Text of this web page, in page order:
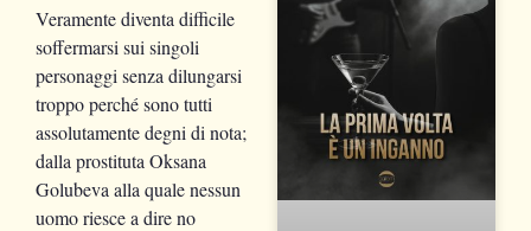
Veramente diventa difficile
soffermarsi sui singoli
personaggi senza dilungarsi
troppo perché sono tutti
assolutamente degni di nota;
dalla prostituta Oksana
Golubeva alla quale nessun
uomo riesce a dire no